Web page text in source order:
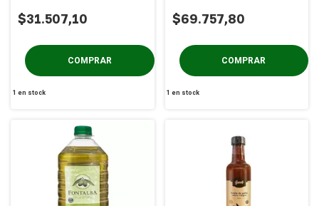
$31.507,10
1 en stock
$69.757,80
1 en stock